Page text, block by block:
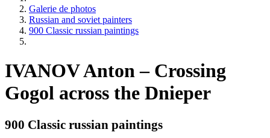
Galerie de photos
Russian and soviet painters
900 Classic russian paintings
IVANOV Anton – Crossing
Gogol across the Dnieper
900 Classic russian paintings